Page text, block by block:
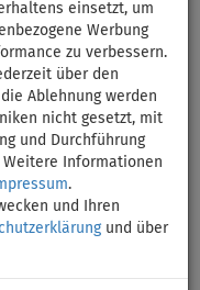
einsetzt, um
Werbung
zu verbessern.
über den
Ablehnung werden
nicht gesetzt, mit
und Durchführung
Informationen
.
und Ihren
und über
11'6
-
Up Paddle
Option -